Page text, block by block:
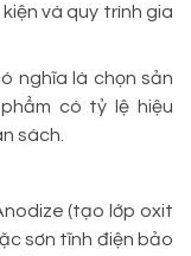
và quy trình gia
nghĩa là chọn sản
có tỷ lệ hiệu
sách.
(tạo lớp oxit
sơn tĩnh điện bảo